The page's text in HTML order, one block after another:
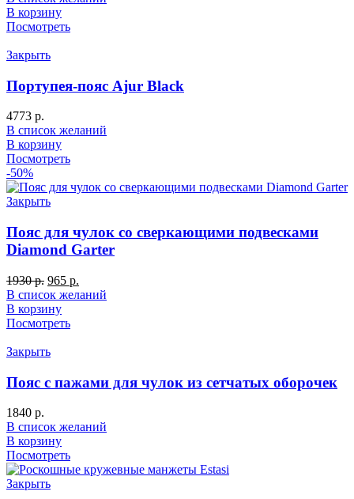
В корзину
Посмотреть
Закрыть
Портупея-пояс Ajur Black
4773 р.
В список желаний
В корзину
Посмотреть
-50%
Закрыть
Пояс для чулок со сверкающими подвесками
Diamond Garter
1930р. 965 р.
В список желаний
В корзину
Посмотреть
Закрыть
Пояс с пажами для чулок из сетчатых оборочек
1840 р.
В список желаний
В корзину
Посмотреть
Закрыть